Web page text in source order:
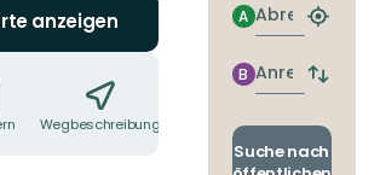
anzeigen
Wegbeschreibung
Abreise
A
finden
Anreise
B
Suche nach